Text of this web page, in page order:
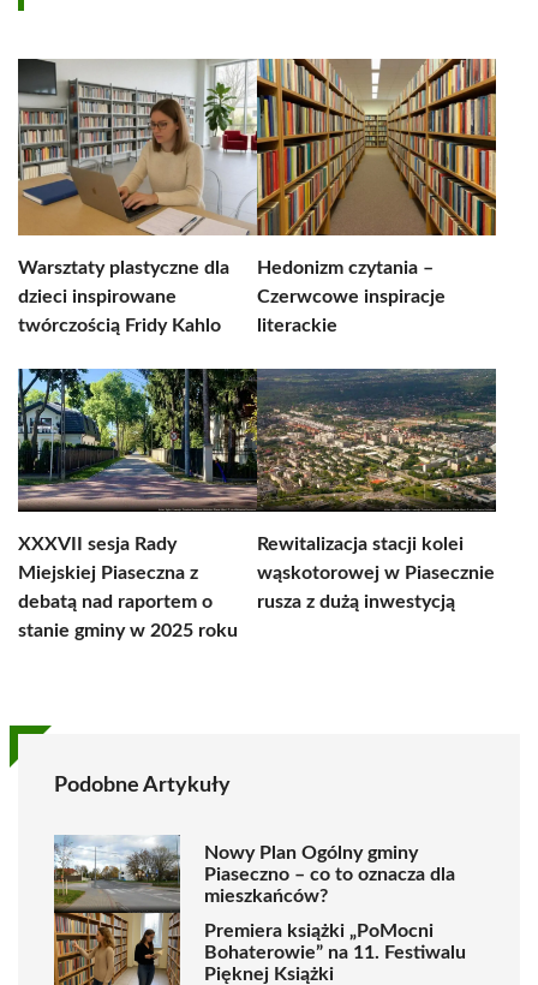
Warsztaty plastyczne dla
dzieci inspirowane
twórczością Fridy Kahlo
Hedonizm czytania –
Czerwcowe inspiracje
literackie
XXXVII sesja Rady
Miejskiej Piaseczna z
debatą nad raportem o
stanie gminy w 2025 roku
Rewitalizacja stacji kolei
wąskotorowej w Piasecznie
rusza z dużą inwestycją
Podobne Artykuły
Nowy Plan Ogólny gminy
Piaseczno – co to oznacza dla
mieszkańców?
Premiera książki „PoMocni
Bohaterowie” na 11. Festiwalu
Pięknej Książki